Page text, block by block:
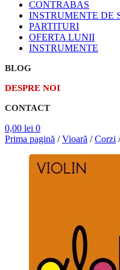
CONTRABAS
INSTRUMENTE DE
PARTITURI
OFERTA LUNII
INSTRUMENTE
BLOG
DESPRE NOI
CONTACT
0,00 lei 0
Prima pagină /Vioară /Corzi